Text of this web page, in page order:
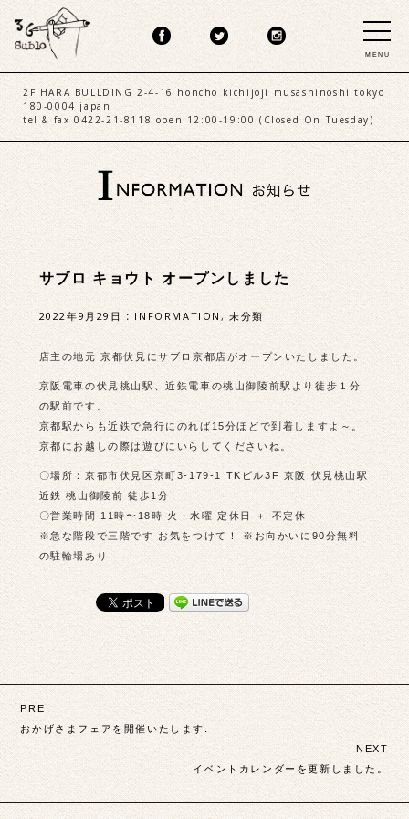
MENU
2F HARA BULLDING 2-4-16 honcho kichijoji musashinoshi tokyo
180-0004 japan
tel & fax 0422-21-8118 open 12:00-19:00 (Closed On Tuesday)
サブロ キョウト オープンしました
2022年9月29日: INFORMATION ,未分類
店主の地元 京都伏見にサブロ京都店がオープンいたしました。
京阪電車の伏見桃山駅、近鉄電車の桃山御陵前駅より徒歩１分
の駅前です。
京都駅からも近鉄で急行にのれば15分ほどで到着しますよ～。
京都にお越しの際は遊びにいらしてくださいね。
〇場所：京都市伏見区京町3-179-1 TKビル3F 京阪 伏見桃山駅
近鉄 桃山御陵前 徒歩1分
〇営業時間 11時〜18時 火・水曜 定休日 ＋ 不定休
※急な階段で三階です お気をつけて！ ※お向かいに90分無料
の駐輪場あり
投
稿
ナ
ビ
PRE
おかげさまフェアを開催いたします.
NEXT
イベントカレンダーを更新しました。